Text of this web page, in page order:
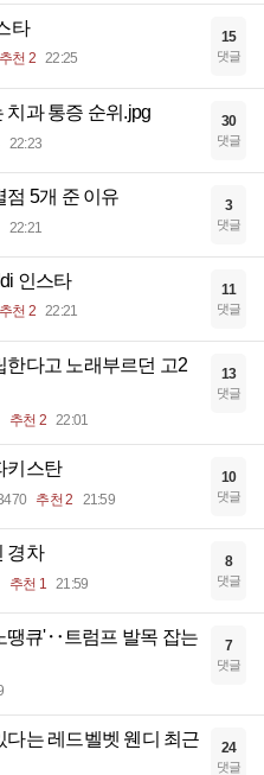
타
추천 2 22:25
15
댓글
치과 통증 순위.jpg
22:23
30
댓글
점 5개 준 이유
22:21
3
댓글
인스타
추천 2 22:21
11
댓글
한다고 노래부르던 고2
추천 2 22:01
13
댓글
키스탄
추천 2 21:59
10
댓글
경차
추천 1 21:59
8
댓글
땡큐'‥트럼프 발목 잡는
7
댓글
다는 레드벨벳 웬디 최근
24
댓글